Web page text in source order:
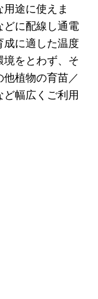
用途に使えま
どに配線し通電
成に適した温度
境をとわず、そ
他植物の育苗／
幅広くご利用